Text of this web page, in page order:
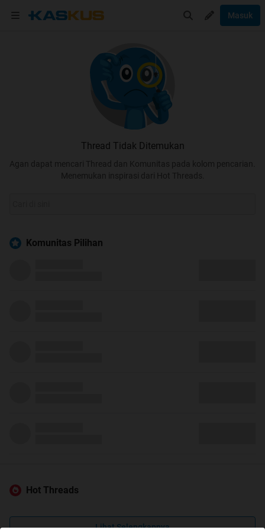
Masuk
Thread Tidak Ditemukan
Agan dapat mencari Thread dan Komunitas pada kolom pencarian.
Menemukan inspirasi dari Hot Threads.
Komunitas Pilihan
Hot Threads
Lihat Selengkapnya